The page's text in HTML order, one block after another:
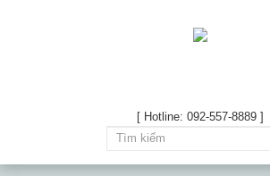
[ Hotline: 092-557-8889 ]